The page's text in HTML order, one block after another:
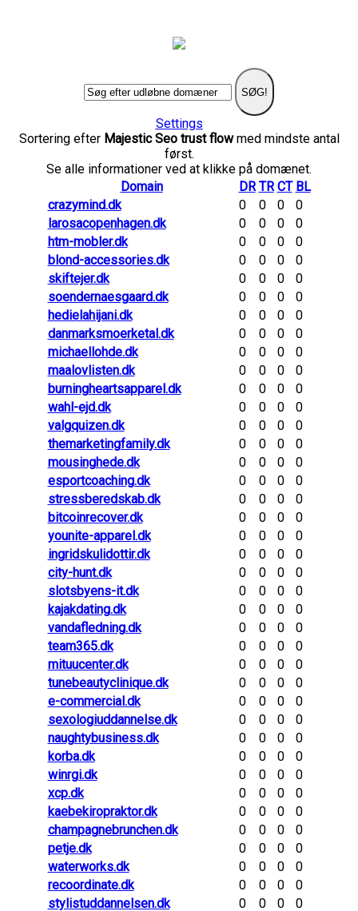
SØG!
Settings
Sortering efter Majestic Seo trust flowmed mindste antal
først.
Se alle informationer ved at klikke på domænet.
Domain
DR TR CT BL
crazymind.dk
0 0 0
0
larosacopenhagen.dk
0 0 0
0
htm-mobler.dk
0 0 0
0
blond-accessories.dk
0 0 0
0
skiftejer.dk
0 0 0
0
soendernaesgaard.dk
0 0 0
0
hedielahijani.dk
0 0 0
0
danmarksmoerketal.dk
0 0 0
0
michaellohde.dk
0 0 0
0
maalovlisten.dk
0 0 0
0
burningheartsapparel.dk
0 0 0
0
wahl-ejd.dk
0 0 0
0
valgquizen.dk
0 0 0
0
themarketingfamily.dk
0 0 0
0
mousinghede.dk
0 0 0
0
esportcoaching.dk
0 0 0
0
stressberedskab.dk
0 0 0
0
bitcoinrecover.dk
0 0 0
0
younite-apparel.dk
0 0 0
0
ingridskulidottir.dk
0 0 0
0
city-hunt.dk
0 0 0
0
slotsbyens-it.dk
0 0 0
0
kajakdating.dk
0 0 0
0
vandafledning.dk
0 0 0
0
team365.dk
0 0 0
0
mituucenter.dk
0 0 0
0
tunebeautyclinique.dk
0 0 0
0
e-commercial.dk
0 0 0
0
sexologiuddannelse.dk
0 0 0
0
naughtybusiness.dk
0 0 0
0
korba.dk
0 0 0
0
winrgi.dk
0 0 0
0
xcp.dk
0 0 0
0
kaebekiropraktor.dk
0 0 0
0
champagnebrunchen.dk
0 0 0
0
petje.dk
0 0 0
0
waterworks.dk
0 0 0
0
recoordinate.dk
0 0 0
0
stylistuddannelsen.dk
0 0 0
0